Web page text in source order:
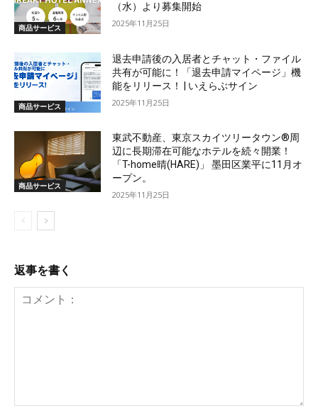
商品サービス
（水）より募集開始
2025年11月25日
商品サービス
退去申請後の入居者とチャット・ファイル
共有が可能に！「退去申請マイページ」機
能をリリース！ | いえらぶサイン
2025年11月25日
商品サービス
東武不動産、東京スカイツリータウン®周
辺に長期滞在可能なホテルを続々開業！
「T-home晴(HARE)」 墨田区業平に11月オ
ープン。
2025年11月25日
返事を書く